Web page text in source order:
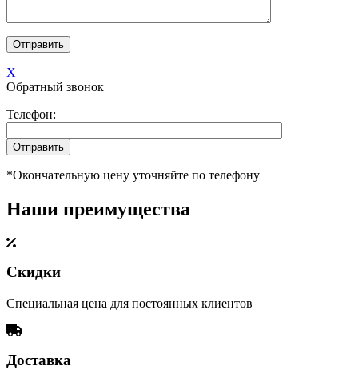
X
Обратный звонок
Телефон:
*Окончательную цену уточняйте по телефону
Наши преимущества
Скидки
Специальная цена для постоянных клиентов
Доставка